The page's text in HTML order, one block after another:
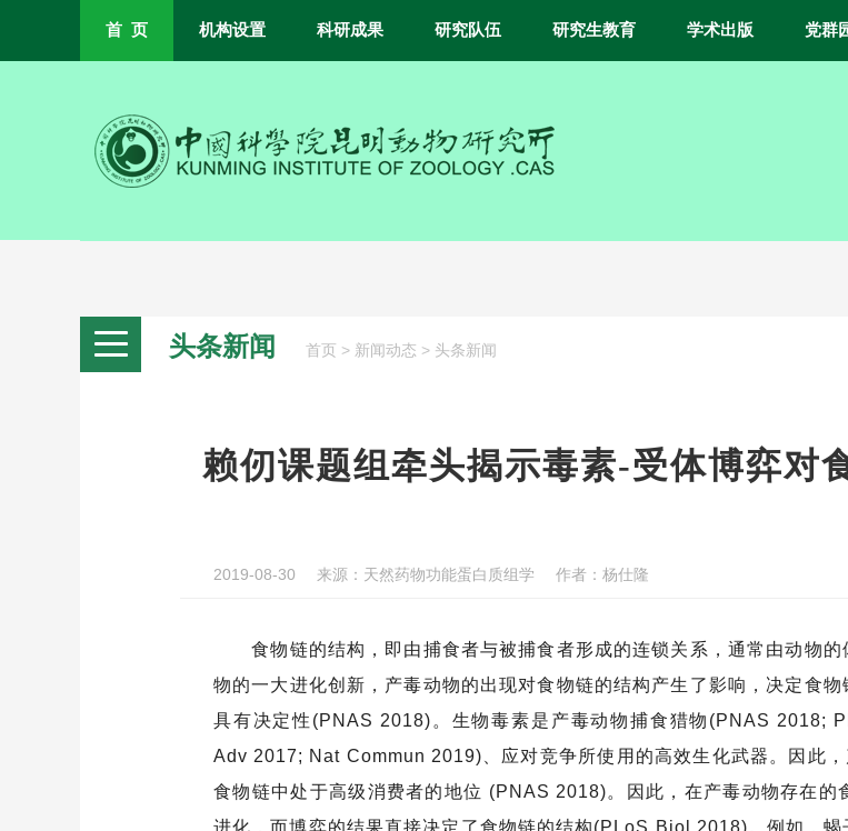
首 页 机构设置 科研成果 研究队伍 研究生教育 学术出版 党群
头条新闻 首页 > 新闻动态 > 头条新闻
赖仞课题组牵头揭示毒素-受体博弈对
2019-08-30 来源： 天然药物功能蛋白质组学 作者： 杨仕隆
食物链的结构，即由捕食者与被捕食者形成的连锁关系，通常由动物的
物的一大进化创新，产毒动物的出现对食物链的结构产生了影响，决定食
具有决定性(PNAS 2018)。生物毒素是产毒动物捕食猎物(PNAS 2018;
Adv 2017; Nat Commun 2019)、应对竞争所使用的高效生化武器。因此
食物链中处于高级消费者的地位 (PNAS 2018)。因此，在产毒动物存在的
进化，而博弈的结果直接决定了食物链的结构(PLoS Biol 2018)。例如，